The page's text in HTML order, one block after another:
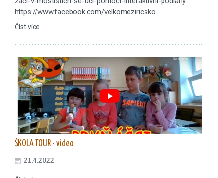
https://www.facebook.com/velkomeziricsko…
Číst více
ŠKOLA TOUR - video
21.4.2022